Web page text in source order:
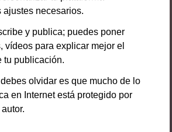
ajustes necesarios.
y publica; puedes poner
vídeos para explicar mejor el
tu publicación.
olvidar es que mucho de lo
en Internet está protegido por